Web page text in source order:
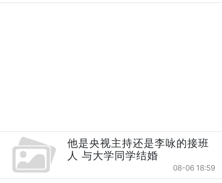
他是央视主持还是李咏的接班
人 与大学同学结婚
08-06 18:59